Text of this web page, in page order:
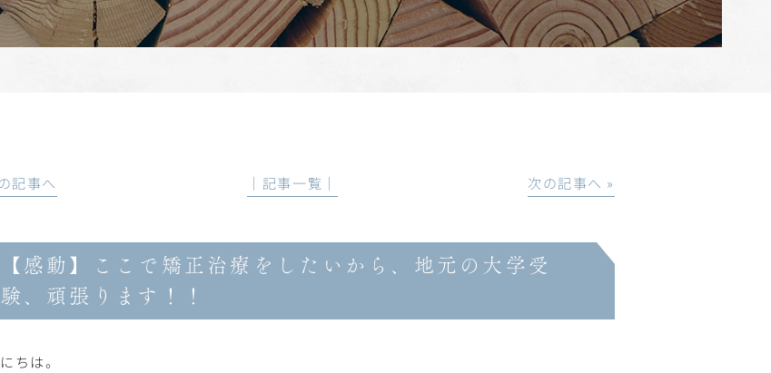
記事へ │記事一覧│ 次の記事へ »
【感動】ここで矯正治療をしたいから、地元の大学受
験、頑張ります！！
ちは。